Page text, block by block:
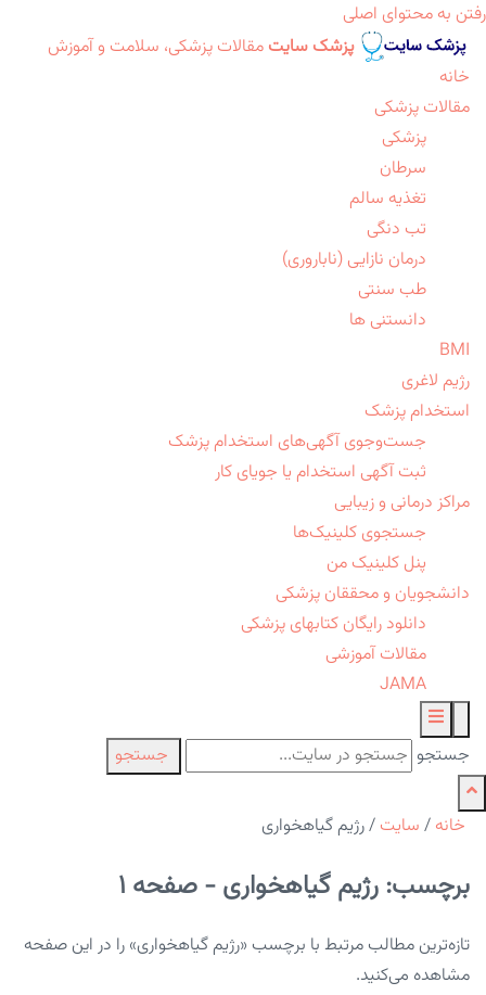
رفتن به محتوای اصلی
پزشک سایت مقالات پزشکی، سلامت و آموزش
خانه
مقالات پزشکی
پزشکی
سرطان
تغذیه سالم
تب دنگی
درمان نازایی (ناباروری)
طب سنتی
دانستنی ها
BMI
رژیم لاغری
استخدام پزشک
جست‌وجوی آگهی‌های استخدام پزشک
ثبت آگهی استخدام یا جویای کار
مراکز درمانی و زیبایی
جستجوی کلینیک‌ها
پنل کلینیک من
دانشجویان و محققان پزشکی
دانلود رایگان کتابهای پزشکی
مقالات آموزشی
JAMA
جستجو جستجو
خانه / سایت /رژیم گیاهخواری
برچسب: رژیم گیاهخواری - صفحه 1
تازه‌ترین مطالب مرتبط با برچسب «رژیم گیاهخواری» را در این صفحه
مشاهده می‌کنید.